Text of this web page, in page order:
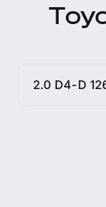
2.0 D4-D